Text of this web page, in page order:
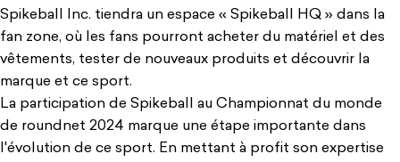
Spikeball Inc. tiendra un espace « Spikeball HQ » dans la
fan zone, où les fans pourront acheter du matériel et des
vêtements, tester de nouveaux produits et découvrir la
marque et ce sport.
La participation de Spikeball au Championnat du monde
de roundnet 2024 marque une étape importante dans
l'évolution de ce sport. En mettant à profit son expertise